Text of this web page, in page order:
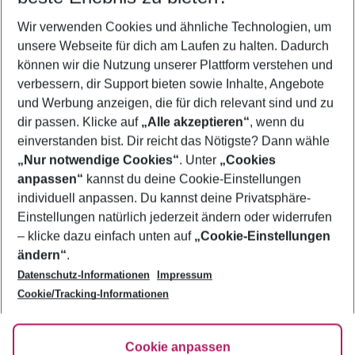
2 Erwachsene Keine Kinder
Mehr Filter anzeigen
Footer
Footer navigation
Über uns
AGB
Bestpreisgarantie
Cookie-Einstellungen ändern
Cookie-Richtlinie
Agenturbetreuung
Barrierefreies Reisen
FAQ
HanseMerkur Reiseversicherung
Folge uns
Wir verwenden Cookies und ähnliche Technologien, um
unsere Webseite für dich am Laufen zu halten. Dadurch
können wir die Nutzung unserer Plattform verstehen und
verbessern, dir Support bieten sowie Inhalte, Angebote
und Werbung anzeigen, die für dich relevant sind und zu
dir passen. Klicke auf „Alle akzeptieren“, wenn du
einverstanden bist. Dir reicht das Nötigste? Dann wähle
„Nur notwendige Cookies“. Unter „Cookies
anpassen“ kannst du deine Cookie-Einstellungen
individuell anpassen. Du kannst deine Privatsphäre-
Einstellungen natürlich jederzeit ändern oder widerrufen
– klicke dazu einfach unten auf „Cookie-Einstellungen
ändern“.
Datenschutz-Informationen
Impressum
Cookie/Tracking-Informationen
Cookie anpassen